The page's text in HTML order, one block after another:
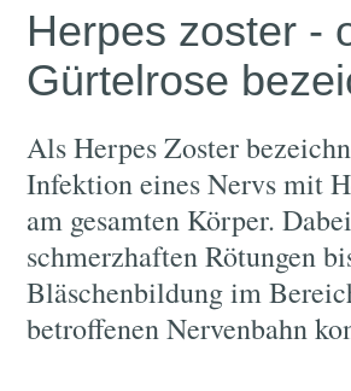
Herpes zoster -
Gürtelrose
Als Herpes Zoster
Infektion eines Nervs mit
am gesamten Körper.
schmerzhaften Rötungen
Bläschenbildung im
betroffenen Nervenbahn